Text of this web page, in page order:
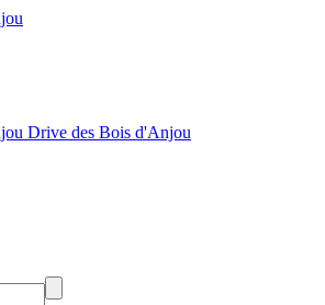
Drive des Bois d'Anjou